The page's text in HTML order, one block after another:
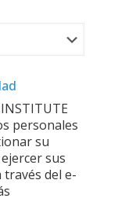
INSTITUTE
personales
su
sus
del e-